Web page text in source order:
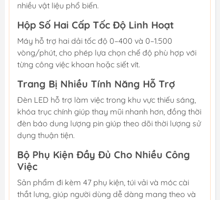
nhiều vật liệu phổ biến.
Hộp Số Hai Cấp Tốc Độ Linh Hoạt
Máy hỗ trợ hai dải tốc độ 0–400 và 0–1.500
vòng/phút, cho phép lựa chọn chế độ phù hợp với
từng công việc khoan hoặc siết vít.
Trang Bị Nhiều Tính Năng Hỗ Trợ
Đèn LED hỗ trợ làm việc trong khu vực thiếu sáng,
khóa trục chính giúp thay mũi nhanh hơn, đồng thời
đèn báo dung lượng pin giúp theo dõi thời lượng sử
dụng thuận tiện.
Bộ Phụ Kiện Đầy Đủ Cho Nhiều Công
Việc
Sản phẩm đi kèm 47 phụ kiện, túi vải và móc cài
thắt lưng, giúp người dùng dễ dàng mang theo và